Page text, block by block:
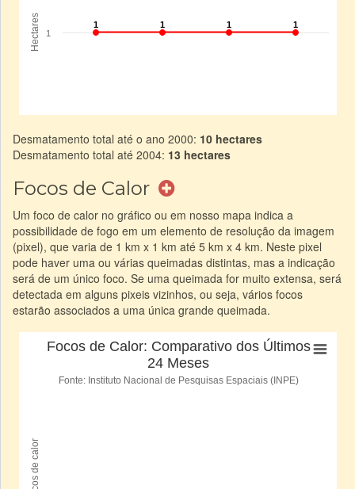
Desmatamento total até o ano 2000: 10 hectares
Desmatamento total até 2004: 13 hectares
Focos de Calor
Um foco de calor no gráfico ou em nosso mapa indica a
possibilidade de fogo em um elemento de resolução da imagem
(pixel), que varia de 1 km x 1 km até 5 km x 4 km. Neste pixel
pode haver uma ou várias queimadas distintas, mas a indicação
será de um único foco. Se uma queimada for muito extensa, será
detectada em alguns pixeis vizinhos, ou seja, vários focos
estarão associados a uma única grande queimada.